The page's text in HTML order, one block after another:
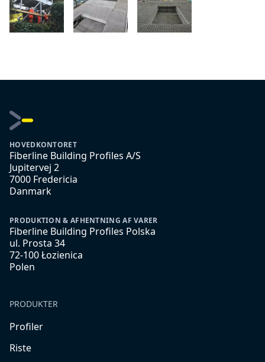
HOVEDKONTORET
Fiberline Building Profiles A/S
Jupitervej 2
7000 Fredericia
Danmark
PRODUKTION & AFHENTNING AF VARER
Fiberline Building Profiles Polska
ul. Prosta 34
72-100 Łozienica
Polen
PRODUKTER
Profiler
Riste